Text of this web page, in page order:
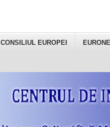
CONSILIUL EUROPEI